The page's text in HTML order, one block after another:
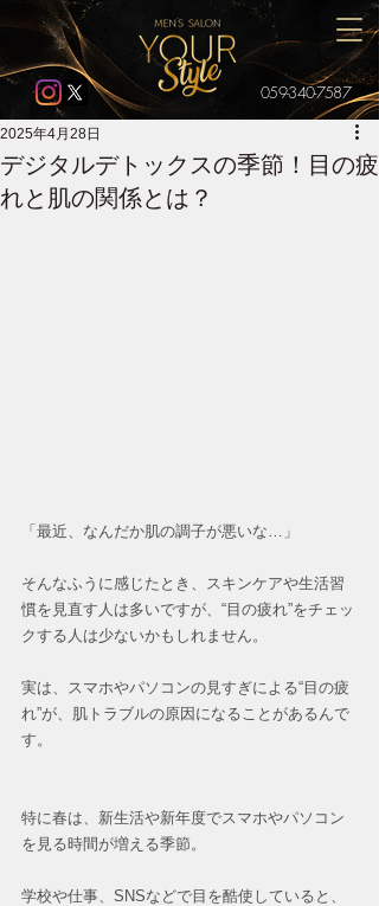
059-340-7587
デジタルデトックスの季節！目の疲
れと肌の関係とは？
2025年4月28日
「最近、なんだか肌の調子が悪いな…」
そんなふうに感じたとき、スキンケアや生活習
慣を見直す人は多いですが、“目の疲れ”をチェッ
クする人は少ないかもしれません。
実は、スマホやパソコンの見すぎによる“目の疲
れ”が、肌トラブルの原因になることがあるんで
す。
特に春は、新生活や新年度でスマホやパソコン
を見る時間が増える季節。
学校や仕事、SNSなどで目を酷使していると、